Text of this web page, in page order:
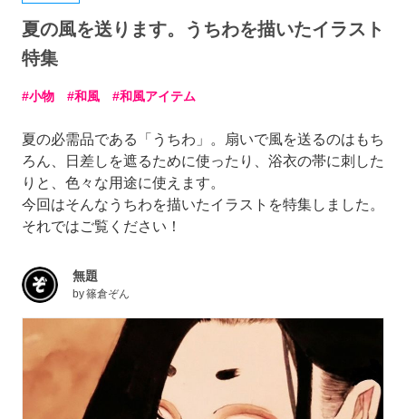
夏の風を送ります。うちわを描いたイラスト
特集
小物 和風 和風アイテム
夏の必需品である「うちわ」。扇いで風を送るのはもち
ろん、日差しを遮るために使ったり、浴衣の帯に刺した
りと、色々な用途に使えます。
今回はそんなうちわを描いたイラストを特集しました。
それではご覧ください！
無題
by篠倉ぞん